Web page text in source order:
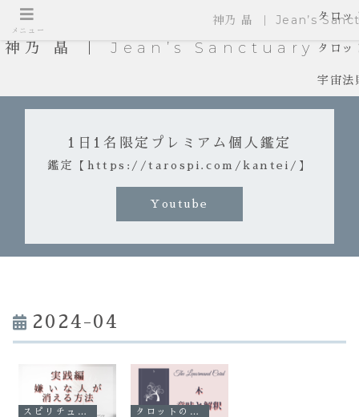
神乃 晶 ｜ Jean’s Sanctuary
タロッ
タロッ
宇宙法
1日1名限定プレミアム個人鑑定
鑑定【https://tarospi.com/kantei/】
Youtube
2024-04
スピリチュアル タロットの世界
メニュー
神乃 晶 ｜ Jean’s